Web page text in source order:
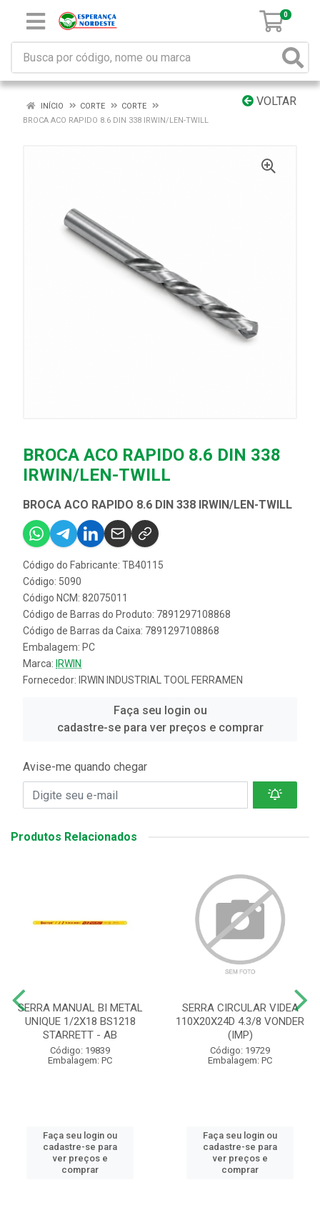
0
VOLTAR
INÍCIO CORTE
CORTE
BROCA ACO RAPIDO 8.6 DIN 338 IRWIN/LEN-TWILL
BROCA ACO RAPIDO 8.6 DIN 338
IRWIN/LEN-TWILL
BROCA ACO RAPIDO 8.6 DIN 338 IRWIN/LEN-TWILL
Código do Fabricante: TB40115
Código: 5090
Código NCM: 82075011
Código de Barras do Produto: 7891297108868
Código de Barras da Caixa: 7891297108868
Embalagem: PC
Marca: IRWIN
Fornecedor: IRWIN INDUSTRIAL TOOL FERRAMEN
Faça seu login ou
cadastre-se para ver preços e comprar
Avise-me quando chegar
Produtos Relacionados
SERRA MANUAL BI METAL
UNIQUE 1/2X18 BS1218
STARRETT - AB
Código: 19839
Embalagem: PC
Faça seu login ou
cadastre-se para
ver preços e
comprar
SERRA CIRCULAR VIDEA
110X20X24D 4.3/8 VONDER
(IMP)
Código: 19729
Embalagem: PC
Faça seu login ou
cadastre-se para
ver preços e
comprar